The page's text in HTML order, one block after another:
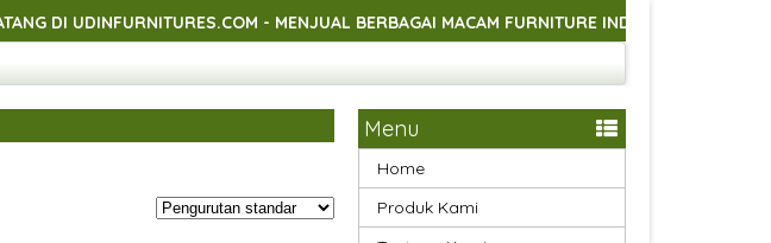
- MENJUAL BERBAGAI MACAM FURNITURE INDOOR DAN OUTDOOR ASLI
- MENJUAL BERBAGAI MACAM FURNITURE INDOOR DAN OUTDOOR ASLI
- MENJUAL BERBAGAI MACAM FURNITURE INDOOR DAN OUTDOOR ASLI
Menu
Home
Produk Kami